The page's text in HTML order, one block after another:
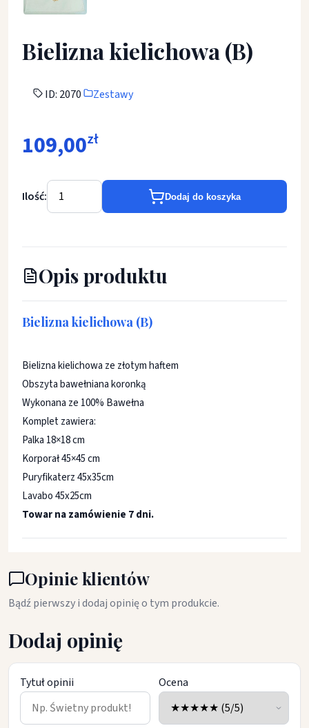
Bielizna kielichowa (B)
ID: 2070 Zestawy
109,00zł
Ilość: Dodaj do koszyka
Opis produktu
Bielizna kielichowa (B)
Bielizna kielichowa ze złotym haftem
Obszyta bawełniana koronką
Wykonana ze 100% Bawełna
Komplet zawiera:
Palka 18×18 cm
Korporał 45×45 cm
Puryfikaterz 45x35cm
Lavabo 45x25cm
Towar na zamówienie 7 dni.
Opinie klientów
Bądź pierwszy i dodaj opinię o tym produkcie.
Dodaj opinię
Tytuł opinii Ocena